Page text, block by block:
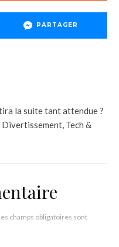
PARTAGER
la suite tant attendue ?
Tech &
champs obligatoires sont